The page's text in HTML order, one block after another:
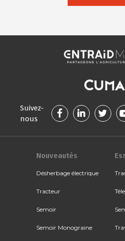
Suivez-
nous
Nouveautés
Désherbage électrique
Tracteur
Semoir
Semoir Monograine